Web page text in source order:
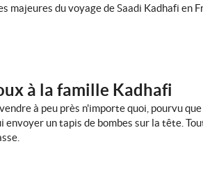
du voyage de Saadi Kadhafi en
à la famille Kadhafi
à peu près n'importe quoi, pourvu
un tapis de bombes sur la tête.